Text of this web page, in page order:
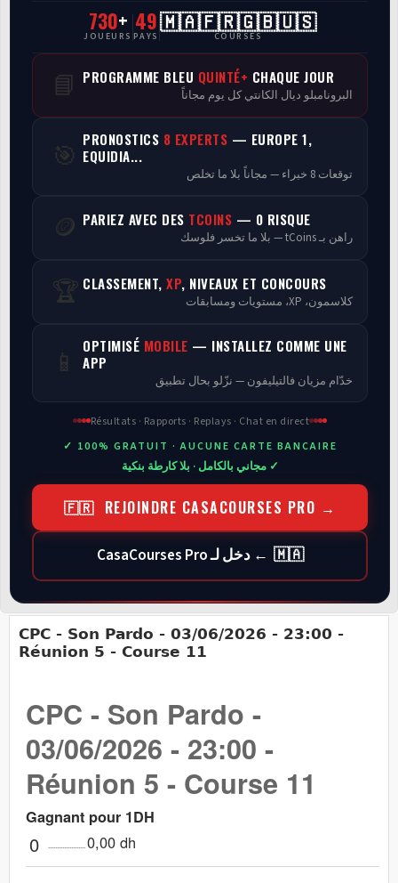
CasaCourses Pro
Resultats/Rapport CPCs
Discussion
Programmes
730+
JOUEURS
49
PAYS
🇲🇦🇫🇷🇬🇧🇺🇸
COURSES
📘 PROGRAMME BLEU QUINTÉ+ CHAQUE JOUR
البرونامبلو ديال الكانتي كل يوم مجاناً
🎯 PRONOSTICS 8 EXPERTS — EUROPE 1,
EQUIDIA...
توقعات 8 خبراء — مجاناً بلا ما تخلص
🪙 PARIEZ AVEC DES TCOINS — 0 RISQUE
راهن بـ tCoins — بلا ما تخسر فلوسك
🏆 CLASSEMENT, XP, NIVEAUX ET CONCOURS
كلاسمون، XP، مستويات ومسابقات
📱 OPTIMISÉ MOBILE — INSTALLEZ COMME UNE
APP
خدّام مزيان فالتيليفون — نزّلو بحال تطبيق
Résultats · Rapports · Replays · Chat en direct
✓ 100% GRATUIT · AUCUNE CARTE BANCAIRE
✓ مجاني بالكامل · بلا كارطة بنكية
🇫🇷 REJOINDRE CASACOURSES PRO →
🇲🇦 ← دخل لـ CasaCourses Pro
CPC - Son Pardo - 03/06/2026 - 23:00 -
Réunion 5 - Course 11
CPC - Son Pardo -
03/06/2026 - 23:00 -
Réunion 5 - Course 11
Gagnant pour 1DH
0 0,00 dh